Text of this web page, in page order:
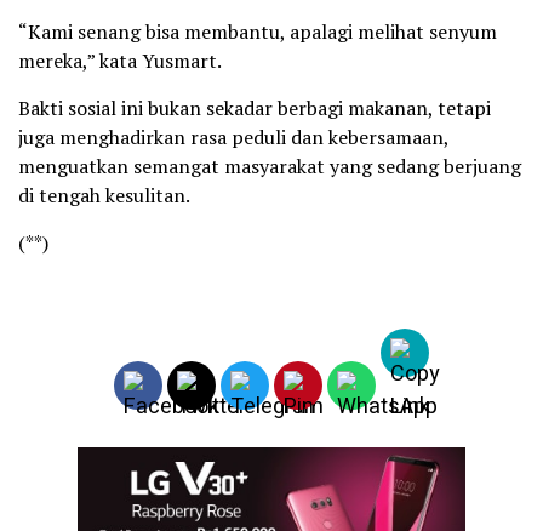
“Kami senang bisa membantu, apalagi melihat senyum
mereka,” kata Yusmart.
Bakti sosial ini bukan sekadar berbagi makanan, tetapi
juga menghadirkan rasa peduli dan kebersamaan,
menguatkan semangat masyarakat yang sedang berjuang
di tengah kesulitan.
(**)